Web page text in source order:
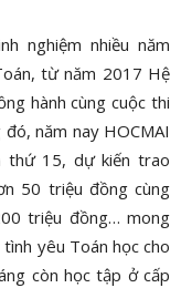
nghiệm nhiều năm
từ năm 2017 Hệ
hành cùng cuộc thi
năm nay HOCMAI
thứ 15, dự kiến trao
50 triệu đồng cùng
triệu đồng… mong
yêu Toán học cho
còn học tập ở cấp